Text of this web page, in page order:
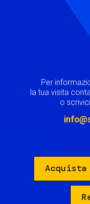
Per
la tua visita
o